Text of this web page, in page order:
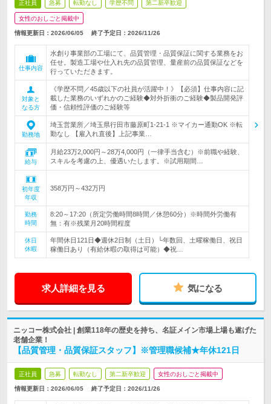
正社員 急募 転勤なし 学歴不問 第二新卒歓迎
女性のおしごと掲載中
情報更新日：2026/06/05 終了予定日： 2026/11/26
仕事内容
水創り事業部の工場にて、品質管理・品質保証に関する業務をお
任せ。製造工場や仕入れ先の品質管理、量産前の品質保証などを
行っていただきます。
対象と
なる方
《学歴不問／45歳以下の社員が活躍中！》【必須】仕事内容に記
載した業務のいずれかのご経験◆対外折衝のご経験◆製品開発評
価・信頼性評価のご経験等
勤務地
埼玉営業所／埼玉県行田市藤原町1-21-1 ※マイカー通勤OK ※転
勤なし 【雇入れ直後】上記事業…
給与
月給23万2,000円～28万4,000円（一律手当含む）※前職や経験、
スキルを考慮の上、優遇いたします。※試用期間…
初年度
年収
358万円～432万円
勤務
時間
8:20～17:20（所定労働時間8時間／休憩60分）※時間外労働有
無：有※残業月20時間程度
休日
休暇
年間休日121日◆週休2日制（土日）└年数回、土曜稼働日、祝日
稼働日あり（有給休暇の取得は可能）◆祝…
求人詳細を見る 気になる
ニッコー株式会社 | 創業118年の歴史を持ち、名証メイン市場上場も遂げた
老舗企業！
【品質管理・品質保証スタッフ】※管理職候補★年休121日
正社員 急募 転勤なし 第二新卒歓迎 女性のおしごと掲載中
情報更新日：2026/06/05 終了予定日： 2026/11/26